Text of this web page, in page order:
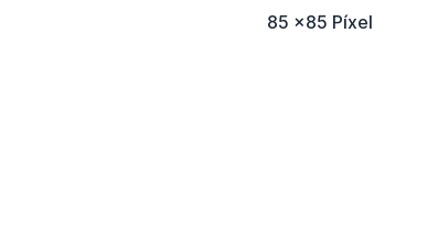
85 x85 Píxel